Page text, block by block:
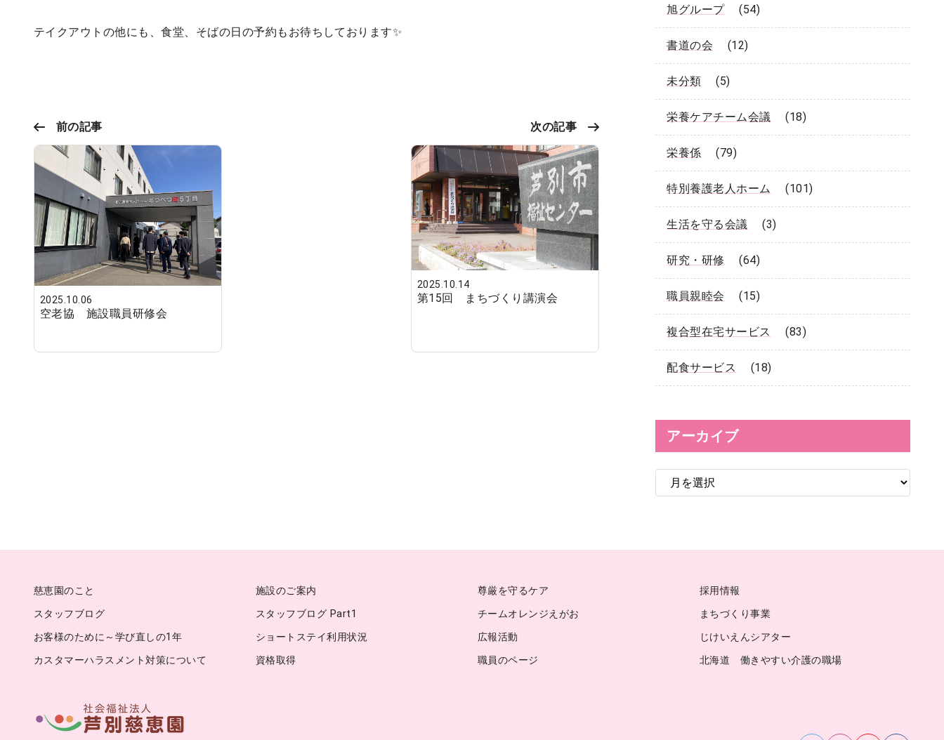
テイクアウトの他にも、食堂、そばの日の予約もお待ちしております✨
前の記事
2025.10.06
空老協 施設職員研修会
次の記事
2025.10.14
第15回 まちづくり講演会
旭グループ (54)
書道の会 (12)
未分類 (5)
栄養ケアチーム会議 (18)
栄養係 (79)
特別養護老人ホーム (101)
生活を守る会議 (3)
研究・研修 (64)
職員親睦会 (15)
複合型在宅サービス (83)
配食サービス (18)
アーカイブ
ア
カ
慈恵園のこと 施設のご案内 尊厳を守るケア
採用情報
スタッフブログ
スタッフブログ Part1 チームオレンジえがお
まちづくり事業
お客様のために～学び直しの1年
ショートステイ利用状況 広報活動
じけいえんシアター
カスタマーハラスメント対策について
資格取得 職員のページ 北海道 働きやすい介護の職場